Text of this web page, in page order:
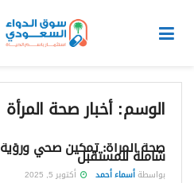
الوسم:أخبار صحة المرأة
صحة المرأة: تمكين صحي ورؤية
شاملة للمستقبل
بواسطةأسماء أحمد أكتوبر 5, 2025